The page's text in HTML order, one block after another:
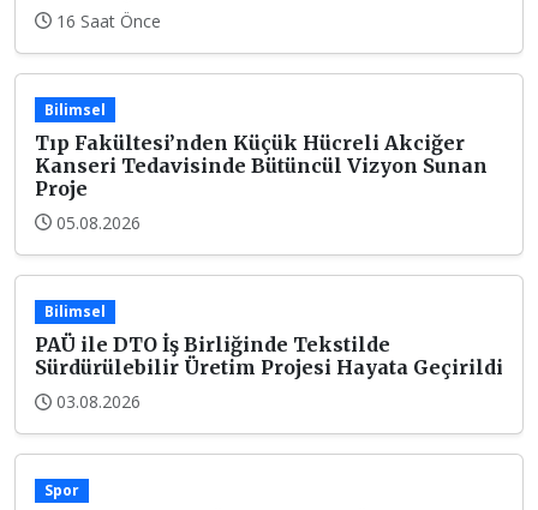
16 Saat Önce
Bilimsel
Tıp Fakültesi’nden Küçük Hücreli Akciğer
Kanseri Tedavisinde Bütüncül Vizyon Sunan
Proje
05.08.2026
Bilimsel
PAÜ ile DTO İş Birliğinde Tekstilde
Sürdürülebilir Üretim Projesi Hayata Geçirildi
03.08.2026
Spor